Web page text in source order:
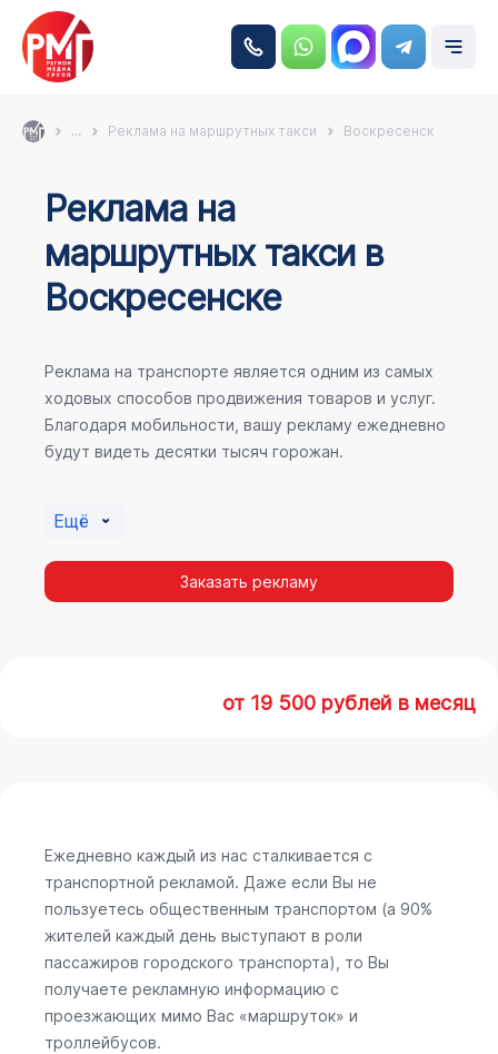
... Реклама на маршрутных такси Воскресенск
Реклама на
маршрутных такси в
Воскресенске
Реклама на транспорте является одним из самых
ходовых способов продвижения товаров и услуг.
Благодаря мобильности, вашу рекламу ежедневно
будут видеть десятки тысяч горожан.
Ещё
Заказать рекламу
от 19 500 рублей в месяц
Ежедневно каждый из нас сталкивается с
транспортной рекламой. Даже если Вы не
пользуетесь общественным транспортом (а 90%
жителей каждый день выступают в роли
пассажиров городского транспорта), то Вы
получаете рекламную информацию с
проезжающих мимо Вас «маршруток» и
троллейбусов.